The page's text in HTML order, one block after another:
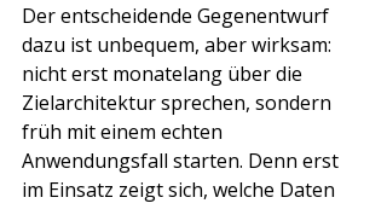
Der entscheidende Gegenentwurf
dazu ist unbequem, aber wirksam:
nicht erst monatelang über die
Zielarchitektur sprechen, sondern
früh mit einem echten
Anwendungsfall starten. Denn erst
im Einsatz zeigt sich, welche Daten